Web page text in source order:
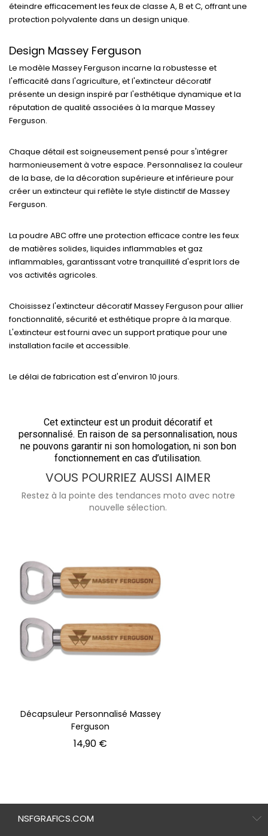
éteindre efficacement les feux de classe A, B et C, offrant une
protection polyvalente dans un design unique.
Design Massey Ferguson
Le modèle Massey Ferguson incarne la robustesse et
l'efficacité dans l'agriculture, et l'extincteur décoratif
présente un design inspiré par l'esthétique dynamique et la
réputation de qualité associées à la marque Massey
Ferguson.
Chaque détail est soigneusement pensé pour s'intégrer
harmonieusement à votre espace. Personnalisez la couleur
de la base, de la décoration supérieure et inférieure pour
créer un extincteur qui reflète le style distinctif de Massey
Ferguson.
La poudre ABC offre une protection efficace contre les feux
de matières solides, liquides inflammables et gaz
inflammables, garantissant votre tranquillité d'esprit lors de
vos activités agricoles.
Choisissez l'extincteur décoratif Massey Ferguson pour allier
fonctionnalité, sécurité et esthétique propre à la marque.
L'extincteur est fourni avec un support pratique pour une
installation facile et accessible.
Le délai de fabrication est d'environ 10 jours.
Cet extincteur est un produit décoratif et
personnalisé. En raison de sa personnalisation, nous
ne pouvons garantir ni son homologation, ni son bon
fonctionnement en cas d’utilisation.
VOUS POURRIEZ AUSSI AIMER
Restez à la pointe des tendances moto avec notre
nouvelle sélection.
Décapsuleur Personnalisé Massey
Ferguson
14,90 €
NSFGRAFICS.COM